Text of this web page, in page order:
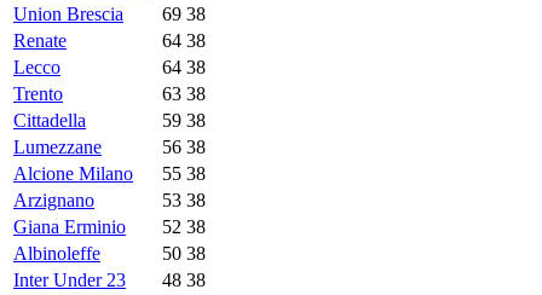
Union Brescia
69 38
Renate
64 38
Lecco
64 38
Trento
63 38
Cittadella
59 38
Lumezzane
56 38
Alcione Milano
55 38
Arzignano
53 38
Giana Erminio
52 38
Albinoleffe
50 38
Inter Under 23
48 38